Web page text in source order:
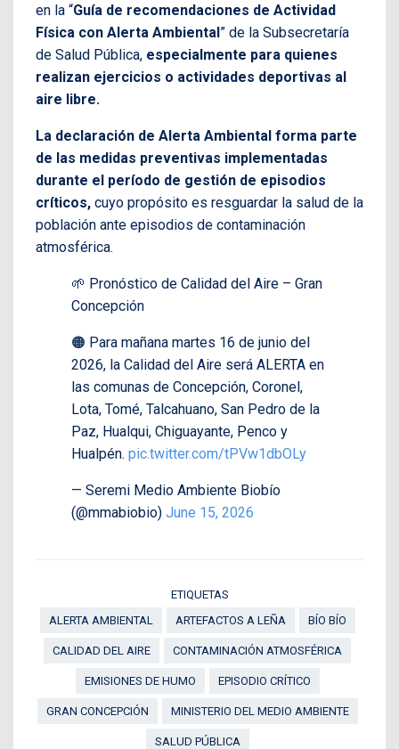
en la “Guía de recomendaciones de Actividad
Física con Alerta Ambiental” de la Subsecretaría
de Salud Pública, especialmente para quienes
realizan ejercicios o actividades deportivas al
aire libre.
La declaración de Alerta Ambiental forma parte
de las medidas preventivas implementadas
durante el período de gestión de episodios
críticos, cuyo propósito es resguardar la salud de la
población ante episodios de contaminación
atmosférica.
🌱 Pronóstico de Calidad del Aire – Gran
Concepción
🟠 Para mañana martes 16 de junio del
2026, la Calidad del Aire será ALERTA en
las comunas de Concepción, Coronel,
Lota, Tomé, Talcahuano, San Pedro de la
Paz, Hualqui, Chiguayante, Penco y
Hualpén. pic.twitter.com/tPVw1dbOLy
— Seremi Medio Ambiente Biobío
(@mmabiobio) June 15, 2026
ETIQUETAS
ALERTA AMBIENTAL
ARTEFACTOS A LEÑA BÍO BÍO
CALIDAD DEL AIRE CONTAMINACIÓN ATMOSFÉRICA
EMISIONES DE HUMO EPISODIO CRÍTICO
GRAN CONCEPCIÓN MINISTERIO DEL MEDIO AMBIENTE
SALUD PÚBLICA